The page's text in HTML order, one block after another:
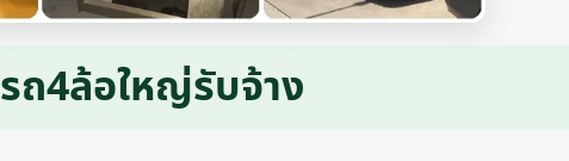
รถ4ล้อใหญ่รับจ้าง